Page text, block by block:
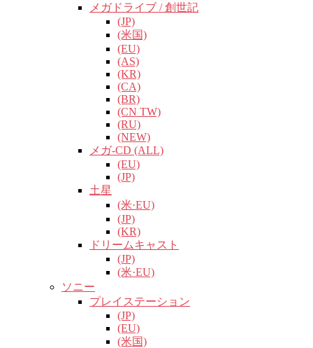
メガドライブ / 創世記
(JP)
(米国)
(EU)
(AS)
(KR)
(CA)
(BR)
(CN TW)
(RU)
(NEW)
メガ-CD (ALL)
(EU)
(JP)
土星
(米·EU)
(JP)
(KR)
ドリームキャスト
(JP)
(米·EU)
ソニー
プレイステーション
(JP)
(EU)
(米国)